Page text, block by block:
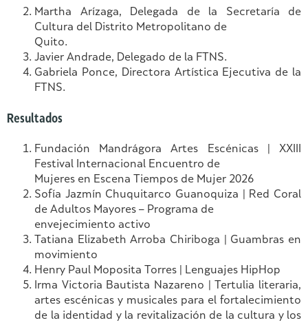
Martha Arízaga, Delegada de la Secretaría de
Cultura del Distrito Metropolitano de
Quito.
Javier Andrade, Delegado de la FTNS.
Gabriela Ponce, Directora Artística Ejecutiva de la
FTNS.
Resultados
Fundación Mandrágora Artes Escénicas | XXIII
Festival Internacional Encuentro de
Mujeres en Escena Tiempos de Mujer 2026
Sofía Jazmín Chuquitarco Guanoquiza | Red Coral
de Adultos Mayores – Programa de
envejecimiento activo
Tatiana Elizabeth Arroba Chiriboga | Guambras en
movimiento
Henry Paul Moposita Torres | Lenguajes HipHop
Irma Victoria Bautista Nazareno | Tertulia literaria,
artes escénicas y musicales para el fortalecimiento
de la identidad y la revitalización de la cultura y los